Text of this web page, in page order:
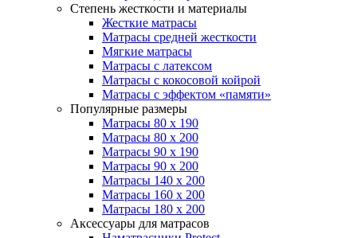
Степень жесткости и материалы
Жесткие матрасы
Матрасы средней жесткости
Мягкие матрасы
Матрасы с латексом
Матрасы с кокосовой койрой
Матрасы с эффектом «памяти»
Популярные размеры
Матрасы 80 x 190
Матрасы 80 x 200
Матрасы 90 x 190
Матрасы 90 x 200
Матрасы 140 x 200
Матрасы 160 x 200
Матрасы 180 x 200
Аксессуары для матрасов